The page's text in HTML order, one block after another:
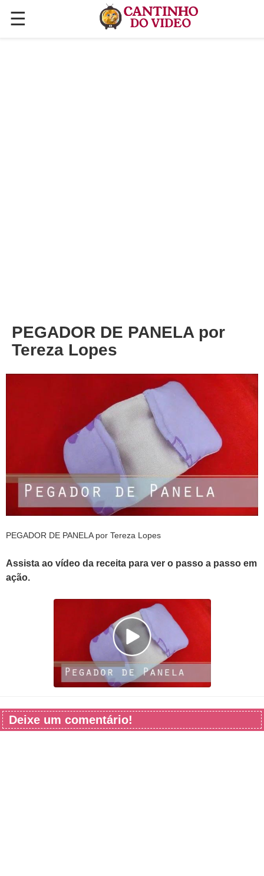
☰
✕
PEGADOR DE PANELA por
Tereza Lopes
PEGADOR DE PANELA por Tereza Lopes
Assista ao vídeo da receita para ver o passo a passo em
ação.
Deixe um comentário!